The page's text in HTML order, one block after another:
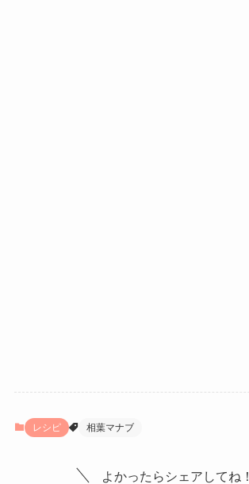
レシピ 相葉マナブ
よかったらシェアしてね！